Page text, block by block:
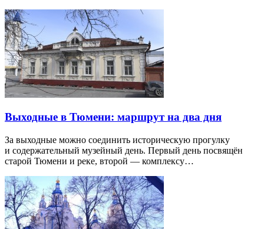
Выходные в Тюмени: маршрут на два дня
За выходные можно соединить историческую прогулку
и содержательный музейный день. Первый день посвящён
старой Тюмени и реке, второй — комплексу…